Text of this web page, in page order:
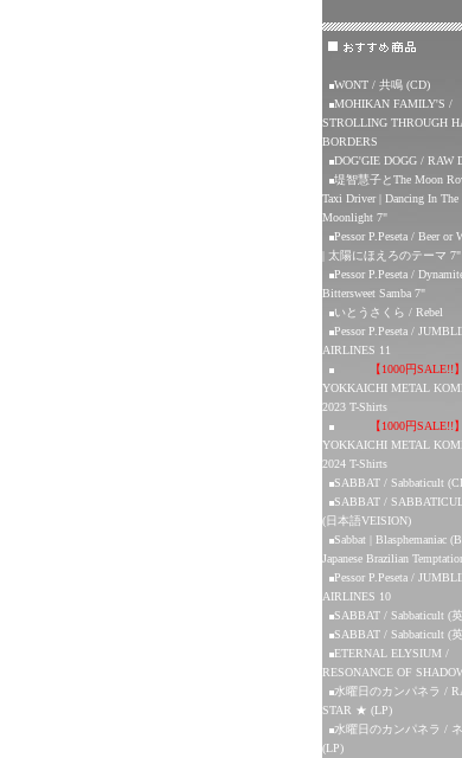
WONT / 共鳴 (CD)
MOHIKAN FAMILY'S /
STROLLING THROUGH
BORDERS
DOG'GIE DOGG / RAW
堤智慧子とThe Moon
Taxi Driver | Dancing In The
Moonlight 7"
Pessor P.Peseta / Beer or
| 太陽にほえろのテーマ 7"
Pessor P.Peseta /
Bittersweet Samba 7"
いとうさくら / Rebel
Pessor P.Peseta /
AIRLINES 11
【1000円SALE!!】
YOKKAICHI METAL
2023 T-Shirts
【1000円SALE!!】
YOKKAICHI METAL
2024 T-Shirts
SABBAT / Sabbaticult
SABBAT /
(日本語VEISION)
Sabbat | Blasphemaniac
Japanese Brazilian
Pessor P.Peseta /
AIRLINES 10
SABBAT / Sabbaticult (
SABBAT / Sabbaticult (
ETERNAL ELYSIUM /
RESONANCE OF
水曜日のカンパネラ /
STAR ★ (LP)
水曜日のカンパネラ /
(LP)